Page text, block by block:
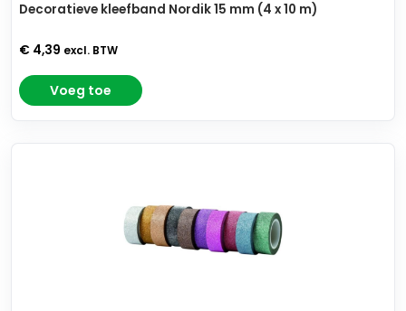
Decoratieve kleefband Nordik 15 mm (4 x 10 m)
€ 4,39 excl. BTW
Voeg toe